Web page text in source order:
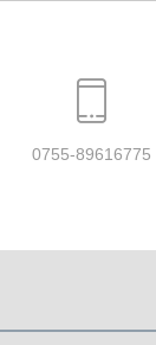
0755-89616775